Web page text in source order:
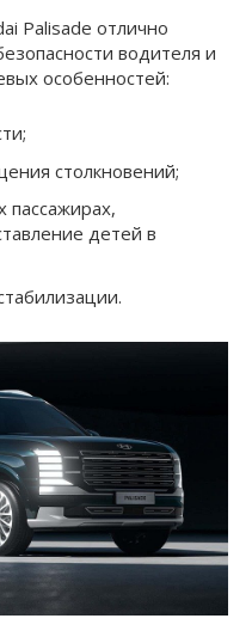
Palisade отлично
водителя и
особенностей:
столкновений;
пассажирах,
детей в